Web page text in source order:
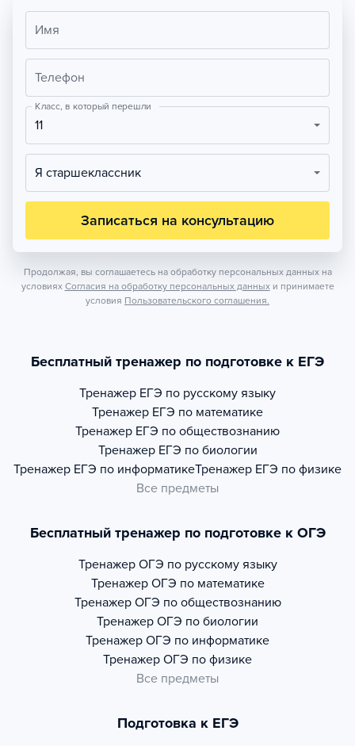
Имя
Телефон
Класс, в который перешли
11
Я старшеклассник
Записаться на консультацию
Продолжая, вы соглашаетесь на обработку персональных данных на
условиях Согласия на обработку персональных данных и принимаете
условия Пользовательского соглашения.
Бесплатный тренажер по подготовке к ЕГЭ
Тренажер ЕГЭ по русскому языку
Тренажер ЕГЭ по математике
Тренажер ЕГЭ по обществознанию
Тренажер ЕГЭ по биологии
Тренажер ЕГЭ по информатикеТренажер ЕГЭ по физике
Все предметы
Бесплатный тренажер по подготовке к ОГЭ
Тренажер ОГЭ по русскому языку
Тренажер ОГЭ по математике
Тренажер ОГЭ по обществознанию
Тренажер ОГЭ по биологии
Тренажер ОГЭ по информатике
Тренажер ОГЭ по физике
Все предметы
Подготовка к ЕГЭ